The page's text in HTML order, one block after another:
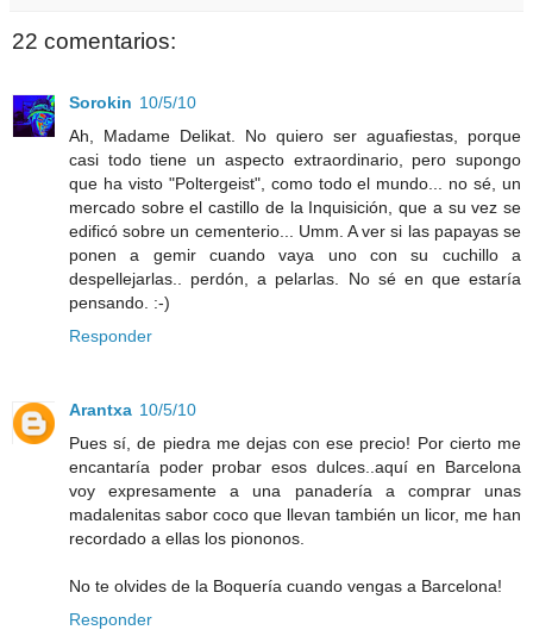
22 comentarios:
Sorokin 10/5/10
Ah, Madame Delikat. No quiero ser aguafiestas, porque
casi todo tiene un aspecto extraordinario, pero supongo
que ha visto "Poltergeist", como todo el mundo... no sé, un
mercado sobre el castillo de la Inquisición, que a su vez se
edificó sobre un cementerio... Umm. A ver si las papayas se
ponen a gemir cuando vaya uno con su cuchillo a
despellejarlas.. perdón, a pelarlas. No sé en que estaría
pensando. :-)
Responder
Arantxa 10/5/10
Pues sí, de piedra me dejas con ese precio! Por cierto me
encantaría poder probar esos dulces..aquí en Barcelona
voy expresamente a una panadería a comprar unas
madalenitas sabor coco que llevan también un licor, me han
recordado a ellas los piononos.
No te olvides de la Boquería cuando vengas a Barcelona!
Responder